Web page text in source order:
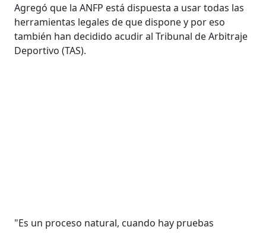
Agregó que la ANFP está dispuesta a usar todas las
herramientas legales de que dispone y por eso
también han decidido acudir al Tribunal de Arbitraje
Deportivo (TAS).
"Es un proceso natural, cuando hay pruebas